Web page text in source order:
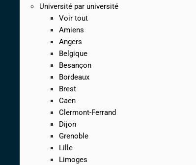
Université par université
Voir tout
Amiens
Angers
Belgique
Besançon
Bordeaux
Brest
Caen
Clermont-Ferrand
Dijon
Grenoble
Lille
Limoges